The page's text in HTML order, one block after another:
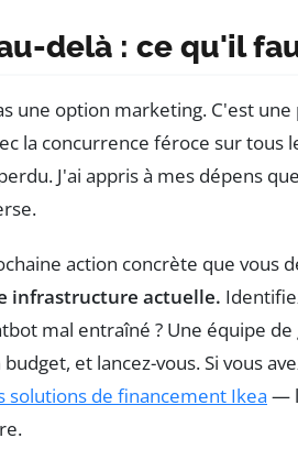
delà : ce qu'il
une option marketing. C'est
la concurrence féroce sur tous
J'ai appris à mes dépens
action concrète que vous
infrastructure actuelle.
mal entraîné ? Une équipe
et lancez-vous. Si vous
solutions de financement Ikea —